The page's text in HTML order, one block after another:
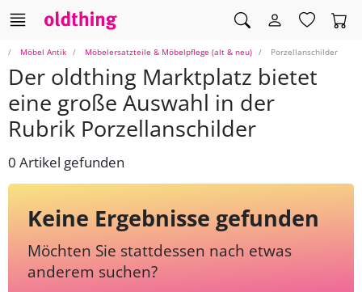
Möbel Antik Möbelersatzteile & Möbelpflege (alt & neu) Porzellanschilder
Der oldthing Marktplatz bietet
eine große Auswahl in der
Rubrik Porzellanschilder
0 Artikel gefunden
Keine Ergebnisse gefunden
Möchten Sie stattdessen nach etwas
anderem suchen?